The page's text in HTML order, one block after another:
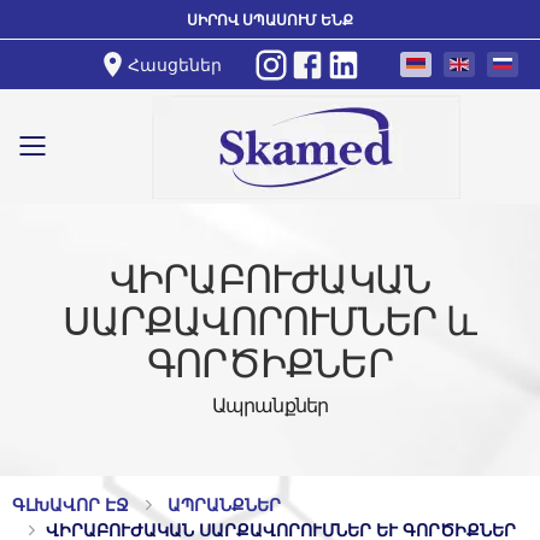
ՍԻՐՈՎ ՍՊԱՍՈՒՄ ԵՆՔ
Հասցեներ
Toggle mobile menu
ՎԻՐԱԲՈՒԺԱԿԱՆ
ՍԱՐՔԱՎՈՐՈՒՄՆԵՐ և
ԳՈՐԾԻՔՆԵՐ
Ապրանքներ
ԳԼԽԱՎՈՐ ԷՋ
ԱՊՐԱՆՔՆԵՐ
ՎԻՐԱԲՈՒԺԱԿԱՆ ՍԱՐՔԱՎՈՐՈՒՄՆԵՐ ԵՒ ԳՈՐԾԻՔՆԵՐ